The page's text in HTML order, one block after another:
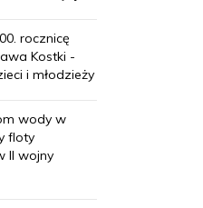
rocznicę
Kostki -
i młodzieży
wody w
floty
II wojny